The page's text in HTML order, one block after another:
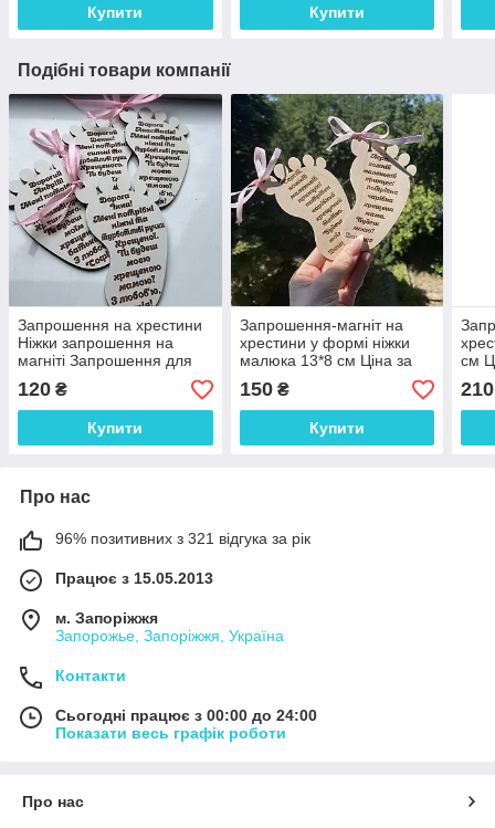
Купити Купити
Подібні товари компанії
Запрошення на хрестини
Ніжки запрошення на
магніті Запрошення для
хресних 13*8 см Ціна за
шт
120 ₴
Купити
Запрошення-магніт на
хрестини у формі ніжки
малюка 13*8 см Ціна за
шт
150₴
Купити
см
210
Про нас
96% позитивних з 321 відгука за рік
Працює з 15.05.2013
м. Запоріжжя
Запорожье, Запоріжжя, Україна
Контакти
Сьогодні працює з 00:00 до 24:00
Показати весь графік роботи
Про нас